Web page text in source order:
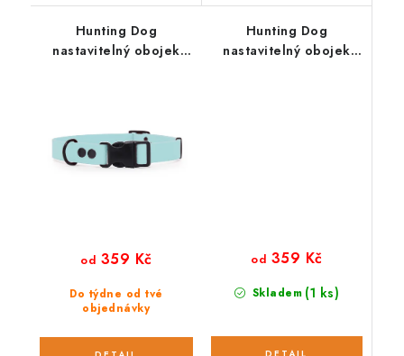
Hunting Dog
nastavitelný obojek
Do týdne od tvé
objednávky
od 359 Kč
Hunting Dog
nastavitelný obojek
Skladem (1 ks)
od 359 Kč